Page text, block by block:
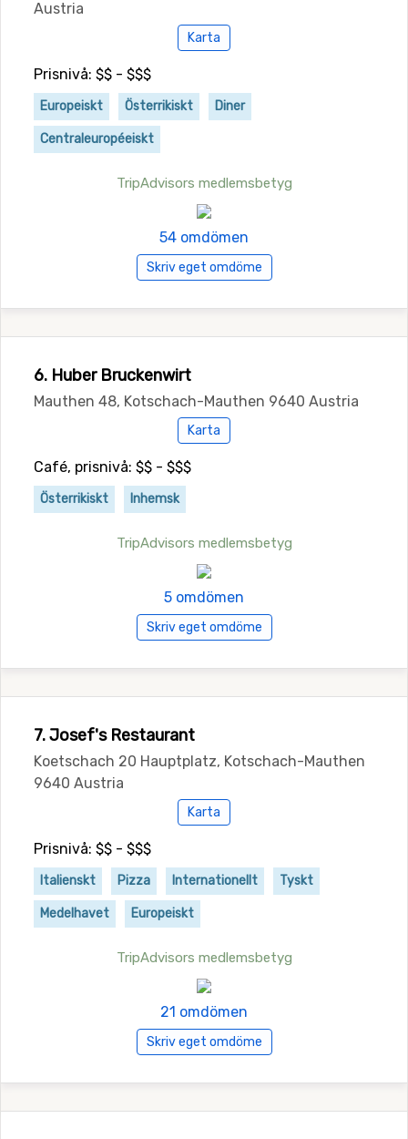
Austria
Karta
Prisnivå: $$ - $$$
Europeiskt Österrikiskt Diner
Centraleuropéeiskt
TripAdvisors medlemsbetyg
54 omdömen
Skriv eget omdöme
6. Huber Bruckenwirt
Mauthen 48, Kotschach-Mauthen 9640 Austria
Karta
Café, prisnivå: $$ - $$$
Österrikiskt Inhemsk
TripAdvisors medlemsbetyg
5 omdömen
Skriv eget omdöme
7. Josef's Restaurant
Koetschach 20 Hauptplatz, Kotschach-Mauthen
9640 Austria
Karta
Prisnivå: $$ - $$$
Italienskt Pizza Internationellt Tyskt
Medelhavet Europeiskt
TripAdvisors medlemsbetyg
21 omdömen
Skriv eget omdöme